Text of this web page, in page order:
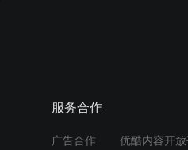
服务合作
广告合作 优酷内容开